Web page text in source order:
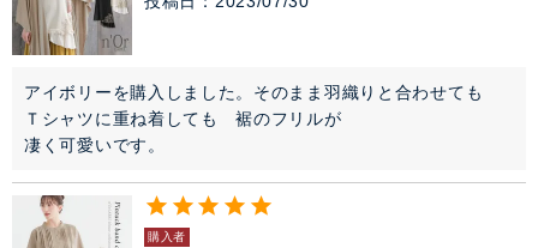
アイボリーを購入しました。そのまま羽織りと合わせても
Ｔシャツに重ね着しても　裾のフリルが
凄く可愛いです。
購入者